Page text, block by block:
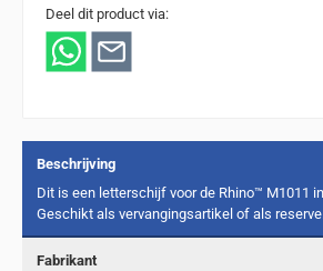
Deel dit product via:
Beschrijving
Dit is een letterschijf voor de Rhino™ M1011
Geschikt als vervangingsartikel of als
Fabrikant